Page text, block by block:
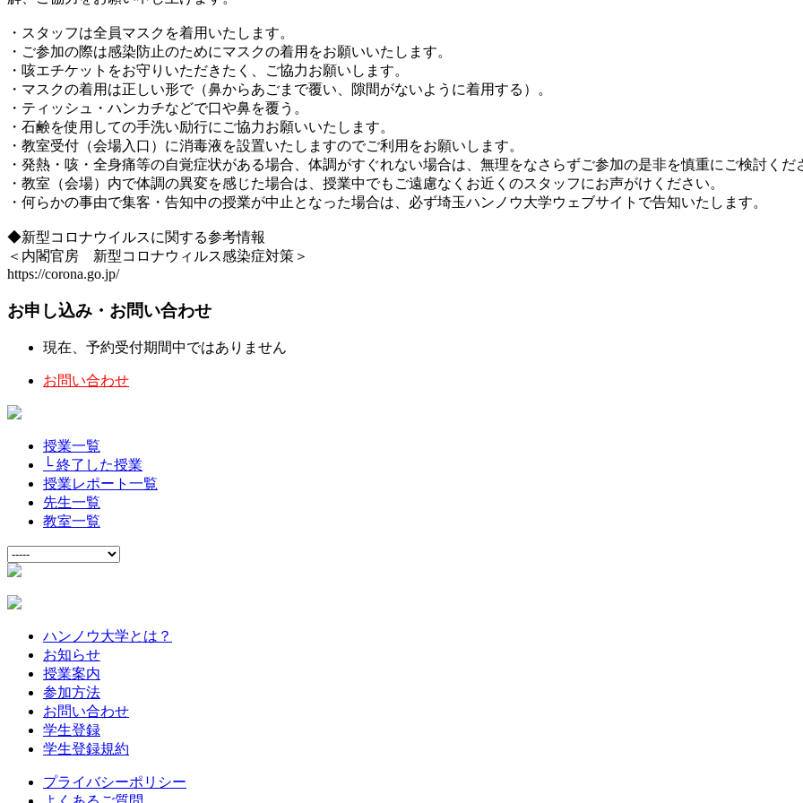
・スタッフは全員マスクを着用いたします。
・ご参加の際は感染防止のためにマスクの着用をお願いいたします。
・咳エチケットをお守りいただきたく、ご協力お願いします。
・マスクの着用は正しい形で（鼻からあごまで覆い、隙間がないように着用する）。
・ティッシュ・ハンカチなどで口や鼻を覆う。
・石鹸を使用しての手洗い励行にご協力お願いいたします。
・教室受付（会場入口）に消毒液を設置いたしますのでご利用をお願いします。
・発熱・咳・全身痛等の自覚症状がある場合、体調がすぐれない場合は、無理をなさらずご参加の是非を慎重にご検討くだ
・教室（会場）内で体調の異変を感じた場合は、授業中でもご遠慮なくお近くのスタッフにお声がけください。
・何らかの事由で集客・告知中の授業が中止となった場合は、必ず埼玉ハンノウ大学ウェブサイトで告知いたします。
◆新型コロナウイルスに関する参考情報
＜内閣官房 新型コロナウィルス感染症対策＞
https://corona.go.jp/
お申し込み・お問い合わせ
現在、予約受付期間中ではありません
お問い合わせ
授業一覧
└ 終了した授業
授業レポート一覧
先生一覧
教室一覧
ハンノウ大学とは？
お知らせ
授業案内
参加方法
お問い合わせ
学生登録
学生登録規約
プライバシーポリシー